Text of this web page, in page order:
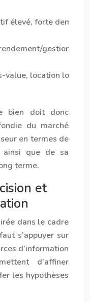
élevé, forte
gestion,
value, location longue
bien doit donc
du marché
en termes de
ainsi que de sa
terme.
et
dans le cadre
s’appuyer sur
d’information
d’affiner
les hypothèses